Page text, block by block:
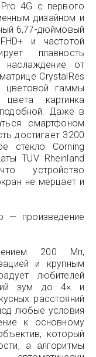
4G с первого
дизайном и
6,77-дюймовый
и частотой
плавность
наслаждение от
CrystalRes
цветовой гаммы
картинка
Даже в
смартфоном
достигает 3200
стекло Corning
TÜV Rheinland
устройство
не мерцает и
произведение
200 Мп,
и крупным
любителей
зум до 4× и
расстояний
любые условия
к основному
который
а алгоритмы